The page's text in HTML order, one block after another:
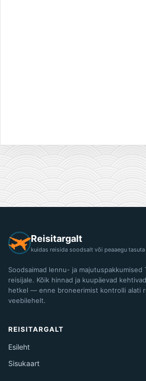
Reisitargalt
kuidas reisida soodsalt või peaaegu tasuta
Soodsaimad lennu- ja majutuspakkumised
reisijale. Kõik hinnad ja kuupäevad
hetkel — enne broneerimist kontrolli alati
veebilehelt.
REISITARGALT
Esileht
Sisukaart